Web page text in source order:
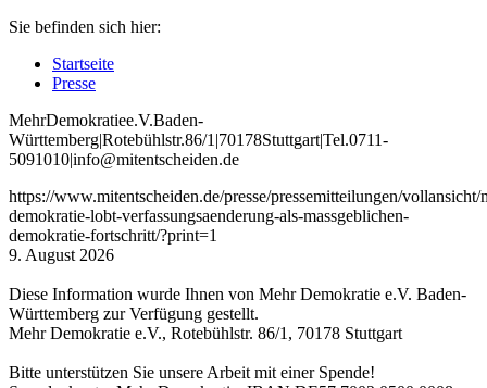
Sie befinden sich hier:
Startseite
Presse
MehrDemokratiee.V.Baden-
Württemberg|Rotebühlstr.86/1 |70178Stuttgart|Tel.0711-
5091010|info@mitentscheiden.de
https://www.mitentscheiden.de/presse/pressemitteilungen/vollansicht/
demokratie-lobt-verfassungsaenderung-als-massgeblichen-
demokratie-fortschritt/?print=1
9. August 2026
Diese Information wurde Ihnen von Mehr Demokratie e.V. Baden-
Württemberg zur Verfügung gestellt.
Mehr Demokratie e.V., Rotebühlstr. 86/1, 70178 Stuttgart
Bitte unterstützen Sie unsere Arbeit mit einer Spende!